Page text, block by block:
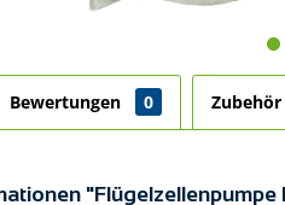
Bewertungen 0 Zubehör